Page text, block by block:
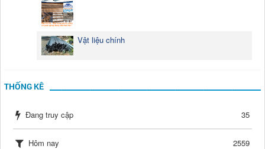
Vật liệu chính
THỐNG KÊ
Đang truy cập 35
Hôm nay
2559